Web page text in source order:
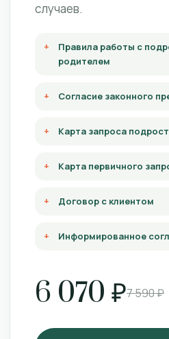
случаев.
Правила работы с
родителем
Согласие законного
Карта запроса
Карта первичного
Договор с клиентом
Информированное
6 070 ₽7 590 ₽